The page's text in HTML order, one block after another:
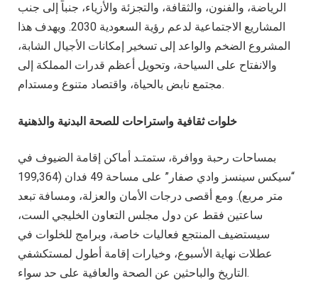
الرياضة، والفنون، والثقافة، والتجزئة والأزياء، جنباً إلى جنب
المشاريع الاجتماعية لدعم رؤية السعودية 2030. ويهدف هذا
المشروع الضخم والواعد إلى تسخير إمكانات الأجيال الشابة،
والانفتاح على السياحة، وتحويل أعظم قدرات المملكة إلى
مجتمع نابض بالحياة، واقتصاد متنوع ومستدام.
خلوات ثقافية واستراحات للصحة البدنية والذهنية
بمساحات رحبة ووافرة، ستمتـد أماكن إقامة الضيوف في
“سيكس سينسز وادي صفار” على مساحة 49 فدان (199,364
متر مربع). ومع أقصى درجات الأمان والعزلة، ومسافة تبعد
ساعتين فقط عن دول مجلس التعاون الخليجي الست،
سيستضيف المنتجع فعاليات خاصة، وبرامج للخلوات في
عطلات نهاية الأسبوع، وخيارات إقامة أطول لمستكشفي
التاريخ والباحثين عن الصحة والعافية على حد سواء.